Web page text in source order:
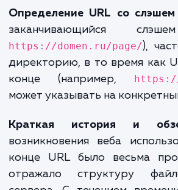
URL (Uniform
уникальный адрес, по
конкретный ресурс в
означает слэш в конце URL,
свет на этот
администрирования сайтов.
Определение URL со